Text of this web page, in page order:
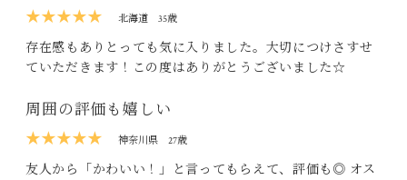
★★★★★
北海道 35歳
存在感もありとっても気に入りました。大切につけさすせ
ていただきます！この度はありがとうございました☆
周囲の評価も嬉しい
★★★★★
神奈川県 27歳
友人から「かわいい！」と言ってもらえて、評価も◎ オス